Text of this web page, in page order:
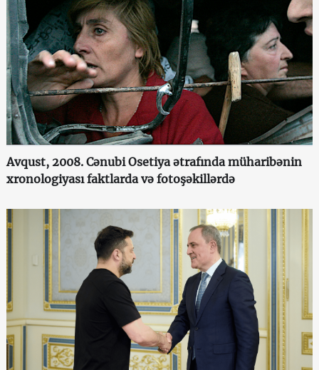
Avqust, 2008. Cənubi Osetiya ətrafında müharibənin
xronologiyası faktlarda və fotoşəkillərdə